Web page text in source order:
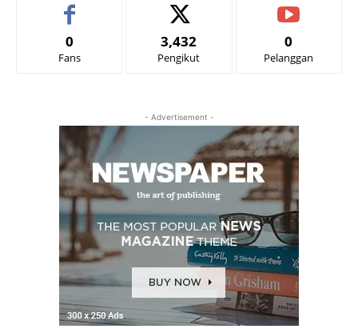
0
Fans
3,432
Pengikut
0
Pelanggan
- Advertisement -